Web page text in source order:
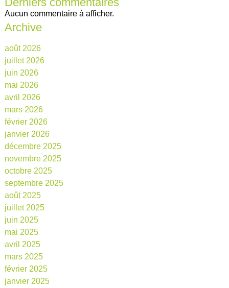
Aucun commentaire à afficher.
Archive
août 2026
juillet 2026
juin 2026
mai 2026
avril 2026
mars 2026
février 2026
janvier 2026
décembre 2025
novembre 2025
octobre 2025
septembre 2025
août 2025
juillet 2025
juin 2025
mai 2025
avril 2025
mars 2025
février 2025
janvier 2025